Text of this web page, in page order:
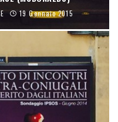
19 Gennaio 2015